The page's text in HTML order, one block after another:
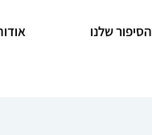
הסיפור שלנו